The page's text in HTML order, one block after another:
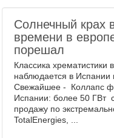
Солнечный крах
времени в
порешал
Классика хрематистики
наблюдается в Испании
Свежайшее - Коллапс
Испании: более 50 ГВт
продажу по
TotalEnergies, ...